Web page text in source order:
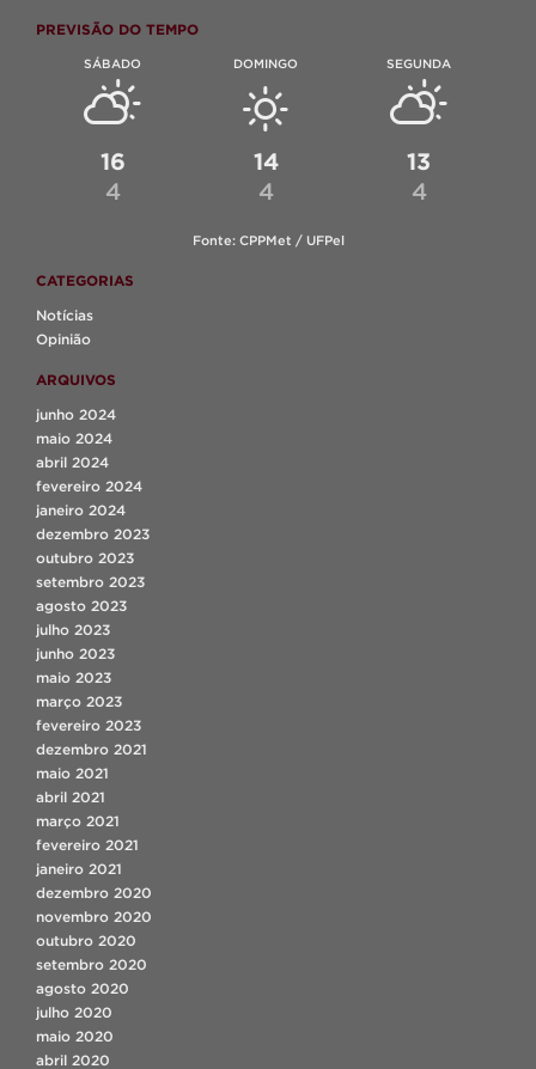
PREVISÃO DO TEMPO
SÁBADO
16
4
DOMINGO
14
4
SEGUNDA
13
4
Fonte: CPPMet / UFPel
CATEGORIAS
Notícias
Opinião
ARQUIVOS
junho 2024
maio 2024
abril 2024
fevereiro 2024
janeiro 2024
dezembro 2023
outubro 2023
setembro 2023
agosto 2023
julho 2023
junho 2023
maio 2023
março 2023
fevereiro 2023
dezembro 2021
maio 2021
abril 2021
março 2021
fevereiro 2021
janeiro 2021
dezembro 2020
novembro 2020
outubro 2020
setembro 2020
agosto 2020
julho 2020
maio 2020
abril 2020